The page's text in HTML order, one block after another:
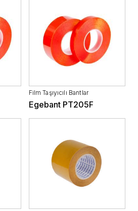
Film Taşıyıcılı Bantlar
Egebant PT205F